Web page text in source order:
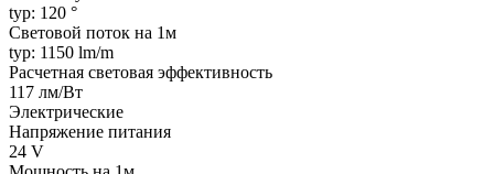
typ: 120 °
Световой поток на 1м
typ: 1150 lm/m
Расчетная световая эффективность
117 лм/Вт
Электрические
Напряжение питания
24 V